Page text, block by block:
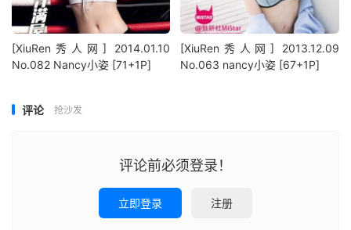
[XiuRen秀人网] 2014.01.10
No.082 Nancy小姿 [71+1P]
[XiuRen秀人网] 2013.12.09
No.063 nancy小姿 [67+1P]
评论 抢沙发
评论前必须登录！
立即登录 注册